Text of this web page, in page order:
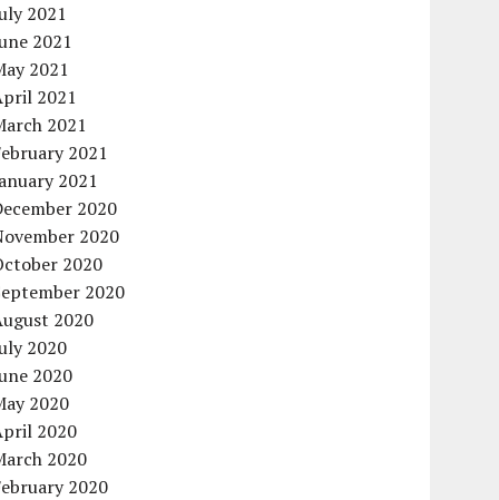
2021
2021
2021
2021
2021
2021
2021
2020
2020
2020
2020
2020
2020
2020
2020
2020
2020
2020